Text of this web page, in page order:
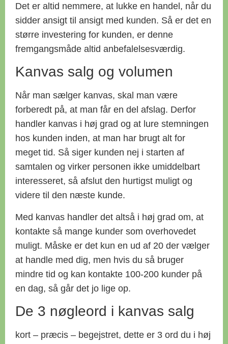
Det er altid nemmere, at lukke en handel, når du
sidder ansigt til ansigt med kunden. Så er det en
større investering for kunden, er denne
fremgangsmåde altid anbefalelsesværdig.
Kanvas salg og volumen
Når man sælger kanvas, skal man være
forberedt på, at man får en del afslag. Derfor
handler kanvas i høj grad og at lure stemningen
hos kunden inden, at man har brugt alt for
meget tid. Så siger kunden nej i starten af
samtalen og virker personen ikke umiddelbart
interesseret, så afslut den hurtigst muligt og
videre til den næste kunde.
Med kanvas handler det altså i høj grad om, at
kontakte så mange kunder som overhovedet
muligt. Måske er det kun en ud af 20 der vælger
at handle med dig, men hvis du så bruger
mindre tid og kan kontakte 100-200 kunder på
en dag, så går det jo lige op.
De 3 nøgleord i kanvas salg
kort – præcis – begejstret, dette er 3 ord du i høj